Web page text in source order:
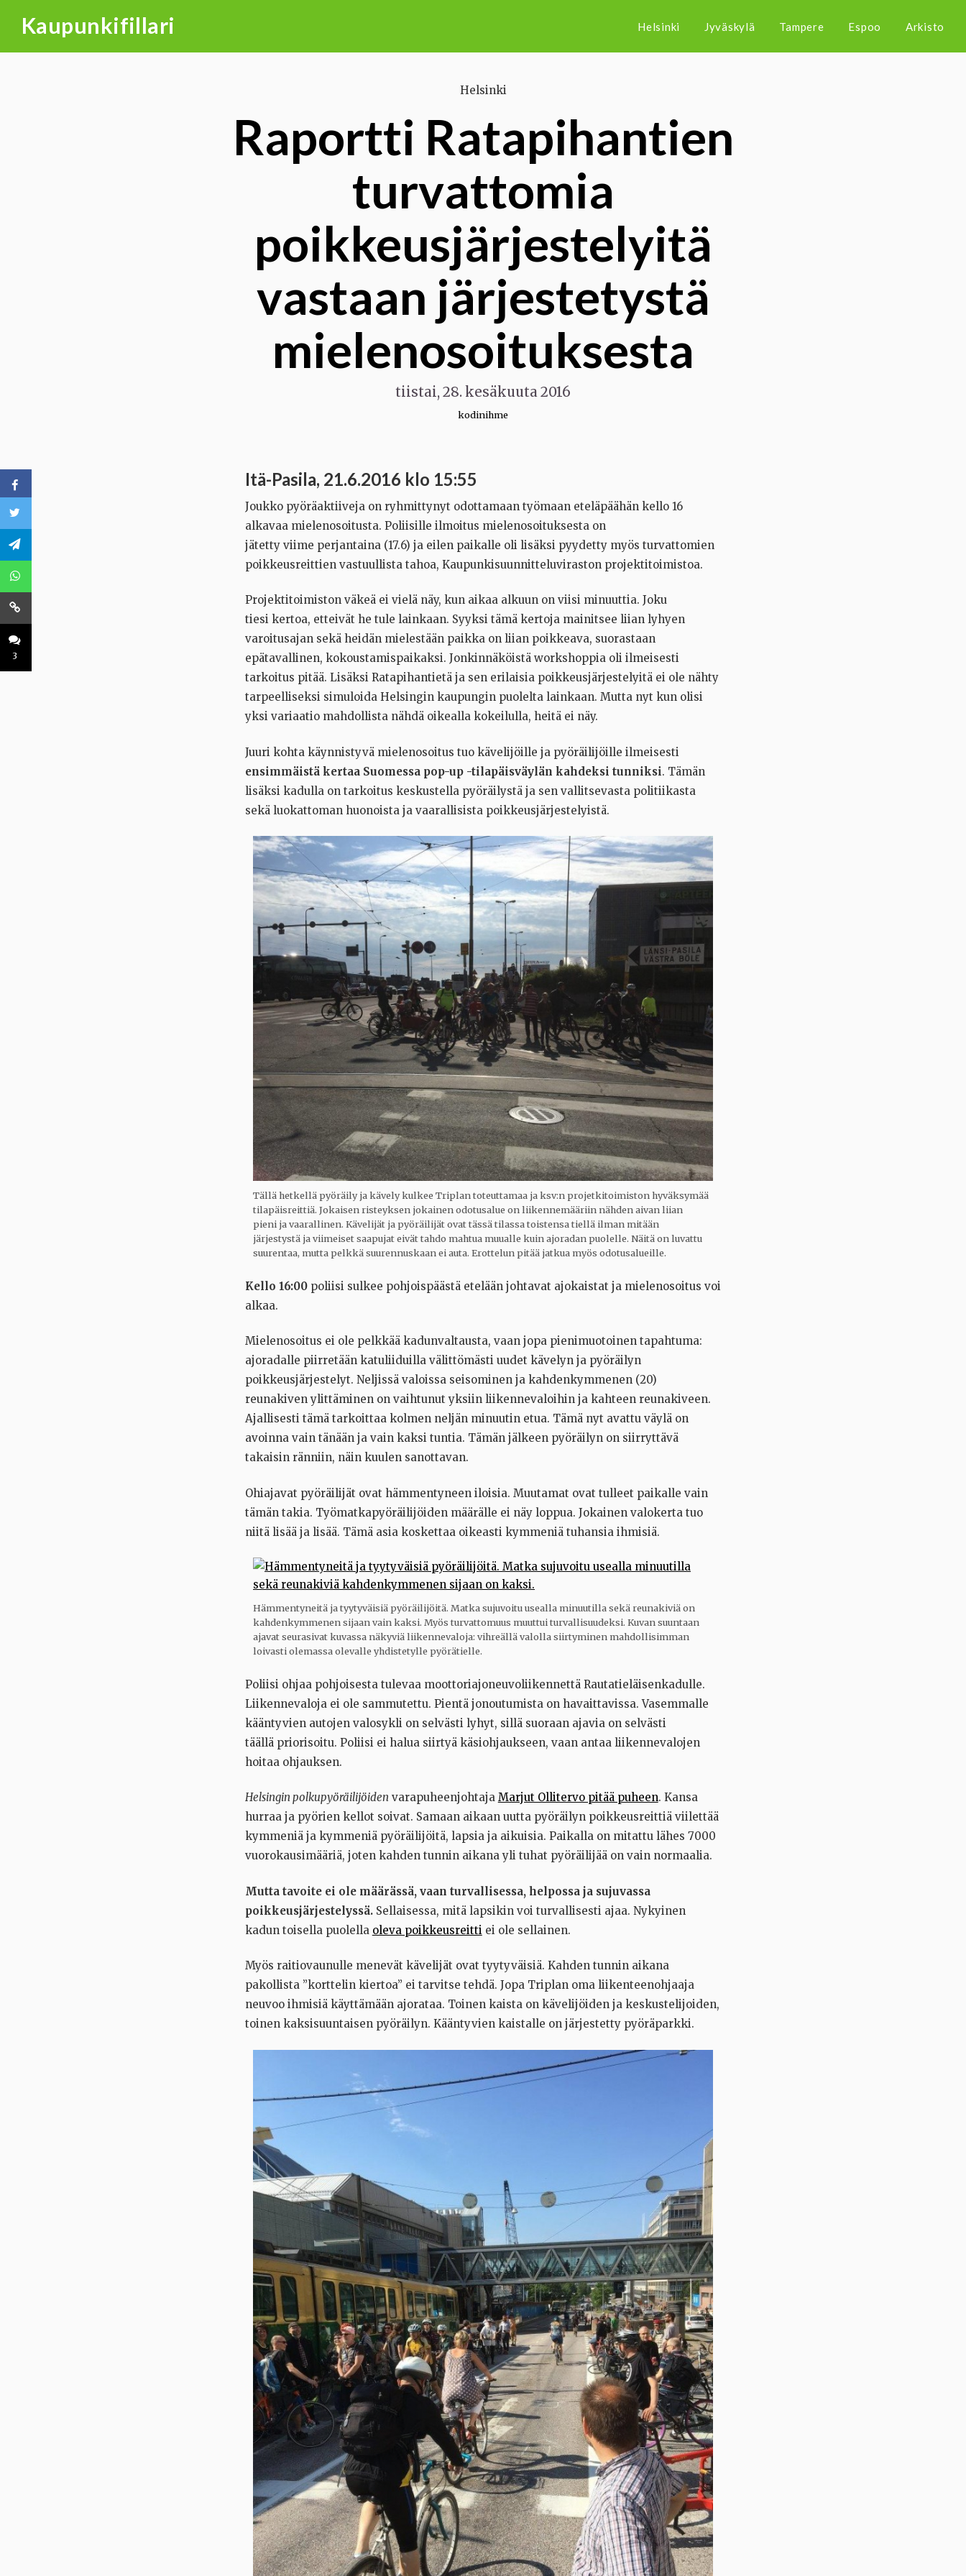
Kaupunkifillari Helsinki Jyväskylä Tampere Espoo Arkisto
Helsinki
Raportti Ratapihantien
turvattomia
poikkeusjärjestelyitä
vastaan järjestetystä
mielenosoituksesta
tiistai, 28. kesäkuuta 2016
kodinihme
3
Itä-Pasila, 21.6.2016 klo 15:55
Joukko pyöräaktiiveja on ryhmittynyt odottamaan työmaan eteläpäähän kello 16
alkavaa mielenosoitusta. Poliisille ilmoitus mielenosoituksesta on
jätetty viime perjantaina (17.6) ja eilen paikalle oli lisäksi pyydetty myös turvattomien
poikkeusreittien vastuullista tahoa, Kaupunkisuunnitteluviraston projektitoimistoa.
Projektitoimiston väkeä ei vielä näy, kun aikaa alkuun on viisi minuuttia. Joku
tiesi kertoa, etteivät he tule lainkaan. Syyksi tämä kertoja mainitsee liian lyhyen
varoitusajan sekä heidän mielestään paikka on liian poikkeava, suorastaan
epätavallinen, kokoustamispaikaksi. Jonkinnäköistä workshoppia oli ilmeisesti
tarkoitus pitää. Lisäksi Ratapihantietä ja sen erilaisia poikkeusjärjestelyitä ei ole nähty
tarpeelliseksi simuloida Helsingin kaupungin puolelta lainkaan. Mutta nyt kun olisi
yksi variaatio mahdollista nähdä oikealla kokeilulla, heitä ei näy.
Juuri kohta käynnistyvä mielenosoitus tuo kävelijöille ja pyöräilijöille ilmeisesti
ensimmäistä kertaa Suomessa pop-up -tilapäisväylän kahdeksi tunniksi. Tämän
lisäksi kadulla on tarkoitus keskustella pyöräilystä ja sen vallitsevasta politiikasta
sekä luokattoman huonoista ja vaarallisista poikkeusjärjestelyistä.
Tällä hetkellä pyöräily ja kävely kulkee Triplan toteuttamaa ja ksv:n projetkitoimiston hyväksymää
tilapäisreittiä. Jokaisen risteyksen jokainen odotusalue on liikennemääriin nähden aivan liian
pieni ja vaarallinen. Kävelijät ja pyöräilijät ovat tässä tilassa toistensa tiellä ilman mitään
järjestystä ja viimeiset saapujat eivät tahdo mahtua muualle kuin ajoradan puolelle. Näitä on luvattu
suurentaa, mutta pelkkä suurennuskaan ei auta. Erottelun pitää jatkua myös odotusalueille.
Kello 16:00poliisi sulkee pohjoispäästä etelään johtavat ajokaistat ja mielenosoitus voi
alkaa.
Mielenosoitus ei ole pelkkää kadunvaltausta, vaan jopa pienimuotoinen tapahtuma:
ajoradalle piirretään katuliiduilla välittömästi uudet kävelyn ja pyöräilyn
poikkeusjärjestelyt. Neljissä valoissa seisominen ja kahdenkymmenen (20)
reunakiven ylittäminen on vaihtunut yksiin liikennevaloihin ja kahteen reunakiveen.
Ajallisesti tämä tarkoittaa kolmen neljän minuutin etua. Tämä nyt avattu väylä on
avoinna vain tänään ja vain kaksi tuntia. Tämän jälkeen pyöräilyn on siirryttävä
takaisin ränniin, näin kuulen sanottavan.
Ohiajavat pyöräilijät ovat hämmentyneen iloisia. Muutamat ovat tulleet paikalle vain
tämän takia. Työmatkapyöräilijöiden määrälle ei näy loppua. Jokainen valokerta tuo
niitä lisää ja lisää. Tämä asia koskettaa oikeasti kymmeniä tuhansia ihmisiä.
Hämmentyneitä ja tyytyväisiä pyöräilijöitä. Matka sujuvoitu usealla minuutilla sekä reunakiviä on
kahdenkymmenen sijaan vain kaksi. Myös turvattomuus muuttui turvallisuudeksi. Kuvan suuntaan
ajavat seurasivat kuvassa näkyviä liikennevaloja: vihreällä valolla siirtyminen mahdollisimman
loivasti olemassa olevalle yhdistetylle pyörätielle.
Poliisi ohjaa pohjoisesta tulevaa moottoriajoneuvoliikennettä Rautatieläisenkadulle.
Liikennevaloja ei ole sammutettu. Pientä jonoutumista on havaittavissa. Vasemmalle
kääntyvien autojen valosykli on selvästi lyhyt, sillä suoraan ajavia on selvästi
täällä priorisoitu. Poliisi ei halua siirtyä käsiohjaukseen, vaan antaa liikennevalojen
hoitaa ohjauksen.
Helsingin polkupyöräilijöiden varapuheenjohtaja Marjut Ollitervo pitää puheen. Kansa
hurraa ja pyörien kellot soivat. Samaan aikaan uutta pyöräilyn poikkeusreittiä viilettää
kymmeniä ja kymmeniä pyöräilijöitä, lapsia ja aikuisia. Paikalla on mitattu lähes 7000
vuorokausimääriä, joten kahden tunnin aikana yli tuhat pyöräilijää on vain normaalia.
Mutta tavoite ei ole määrässä, vaan turvallisessa, helpossa ja sujuvassa
poikkeusjärjestelyssä.Sellaisessa, mitä lapsikin voi turvallisesti ajaa. Nykyinen
kadun toisella puolella oleva poikkeusreitti ei ole sellainen.
Myös raitiovaunulle menevät kävelijät ovat tyytyväisiä. Kahden tunnin aikana
pakollista ”korttelin kiertoa” ei tarvitse tehdä. Jopa Triplan oma liikenteenohjaaja
neuvoo ihmisiä käyttämään ajorataa. Toinen kaista on kävelijöiden ja keskustelijoiden,
toinen kaksisuuntaisen pyöräilyn. Kääntyvien kaistalle on järjestetty pyöräparkki.